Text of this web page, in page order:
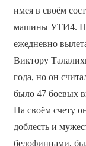
имея в своём
машины УТИ­4.
ежедневно
Виктору
года, но он
было 47 боевых
На своём счету
доблесть и
белофиннами,